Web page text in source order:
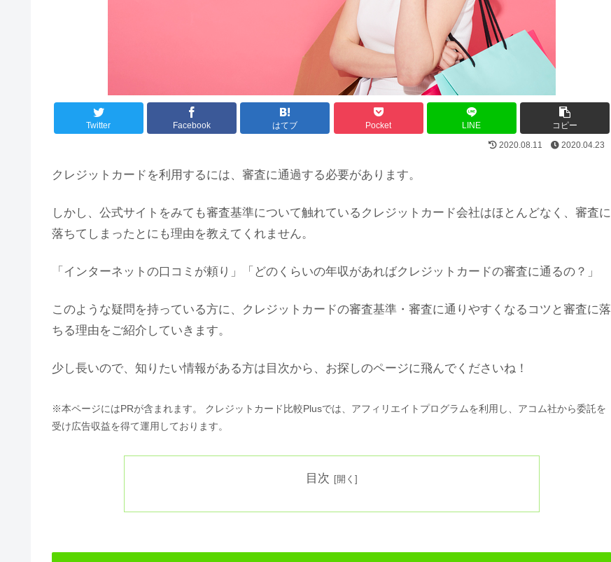
Twitter Facebook はてブ Pocket LINE
コピー
2020.08.11
2020.04.23
クレジットカードを利用するには、審査に通過する必要があります。
しかし、公式サイトをみても審査基準について触れているクレジットカード会社はほとんどなく、審査に
落ちてしまったとにも理由を教えてくれません。
「インターネットの口コミが頼り」「どのくらいの年収があればクレジットカードの審査に通るの？」
このような疑問を持っている方に、クレジットカードの審査基準・審査に通りやすくなるコツと審査に落
ちる理由をご紹介していきます。
少し長いので、知りたい情報がある方は目次から、お探しのページに飛んでくださいね！
※本ページにはPRが含まれます。 クレジットカード比較Plusでは、アフィリエイトプログラムを利用し、アコム社から委託を
受け広告収益を得て運用しております。
目次